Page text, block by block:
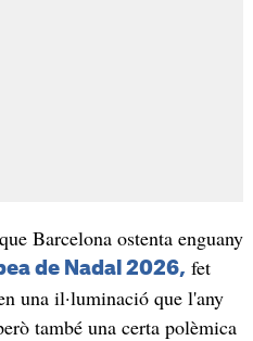
Barcelona ostenta enguany
de Nadal 2026, fet
una il·luminació que l'any
també una certa polèmica